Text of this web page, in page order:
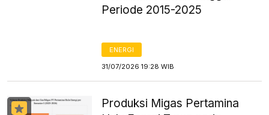
Periode 2015-2025
ENERGI
31/07/2026 19:28 WIB
Produksi Migas Pertamina